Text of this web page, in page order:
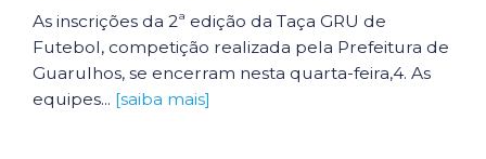
As inscrições da 2ª edição da Taça GRU de
Futebol, competição realizada pela Prefeitura de
Guarulhos, se encerram nesta quarta-feira,4. As
equipes... [saiba mais]